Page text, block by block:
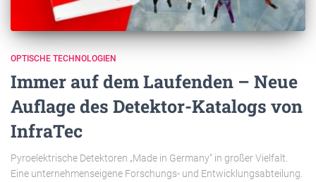
OPTISCHE TECHNOLOGIEN
Immer auf dem Laufenden – Neue
Auflage des Detektor-Katalogs von
InfraTec
Pyroelektrische Detektoren „Made in Germany“ in großer Vielfalt.
Eine unternehmenseigene Forschungs- und Entwicklungsabteilung.